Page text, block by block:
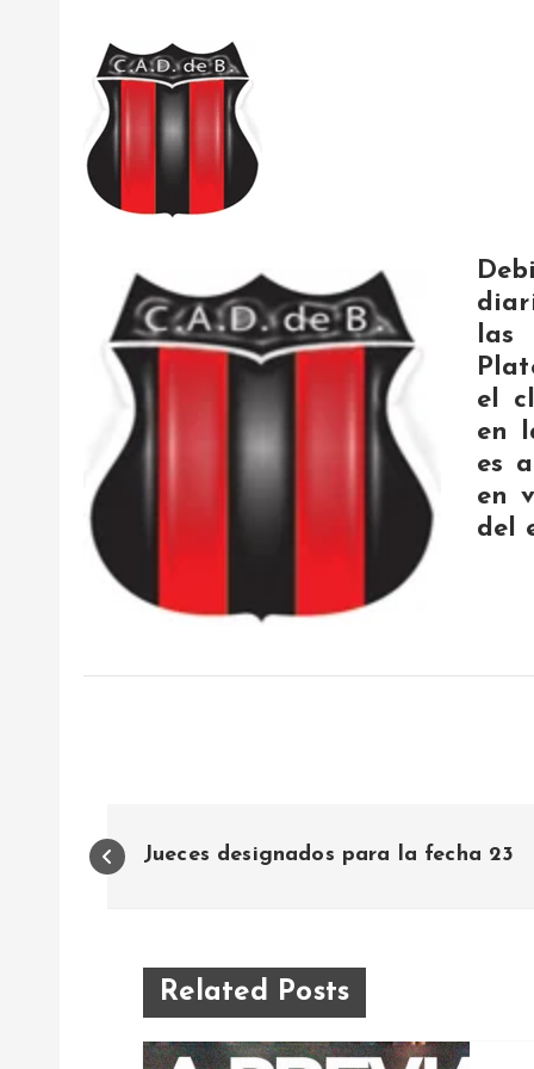
las
el
en
es
en
del
N
Jueces designados para la fecha 23
Related Posts